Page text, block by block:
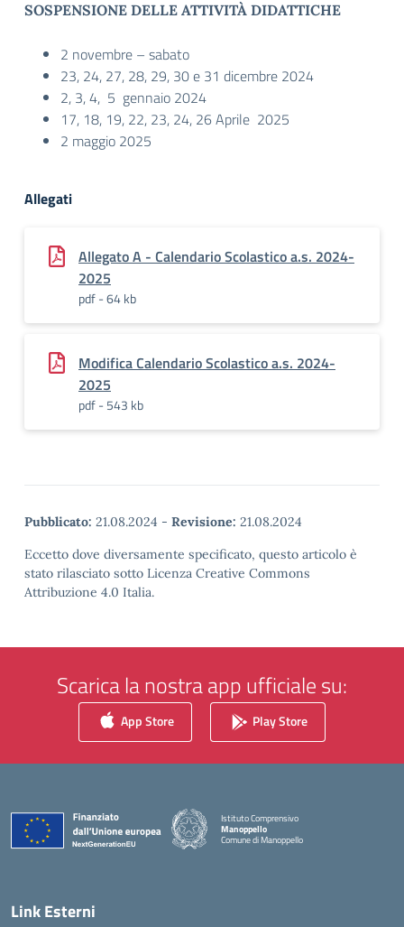
SOSPENSIONE DELLE ATTIVITÀ DIDATTICHE
2 novembre – sabato
23, 24, 27, 28, 29, 30 e 31 dicembre 2024
2, 3, 4, 5 gennaio 2024
17, 18, 19, 22, 23, 24, 26 Aprile 2025
2 maggio 2025
Allegati
Allegato A - Calendario Scolastico a.s. 2024-
2025
pdf - 64 kb
Modifica Calendario Scolastico a.s. 2024-
2025
pdf - 543 kb
Pubblicato: 21.08.2024 - Revisione: 21.08.2024
Eccetto dove diversamente specificato, questo articolo è
stato rilasciato sotto Licenza Creative Commons
Attribuzione 4.0 Italia.
Scarica la nostra app ufficiale su:
App Store Play Store
Istituto Comprensivo
Manoppello
Comune di Manoppello
— Visita la pagina iniziale della scuola
Link Esterni